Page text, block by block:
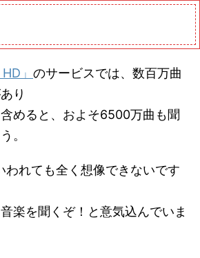
」 のサービスでは、数百万曲
り
めると、およそ6500万曲も聞
。
れても全く想像できないです
楽を聞くぞ！と意気込んでいま